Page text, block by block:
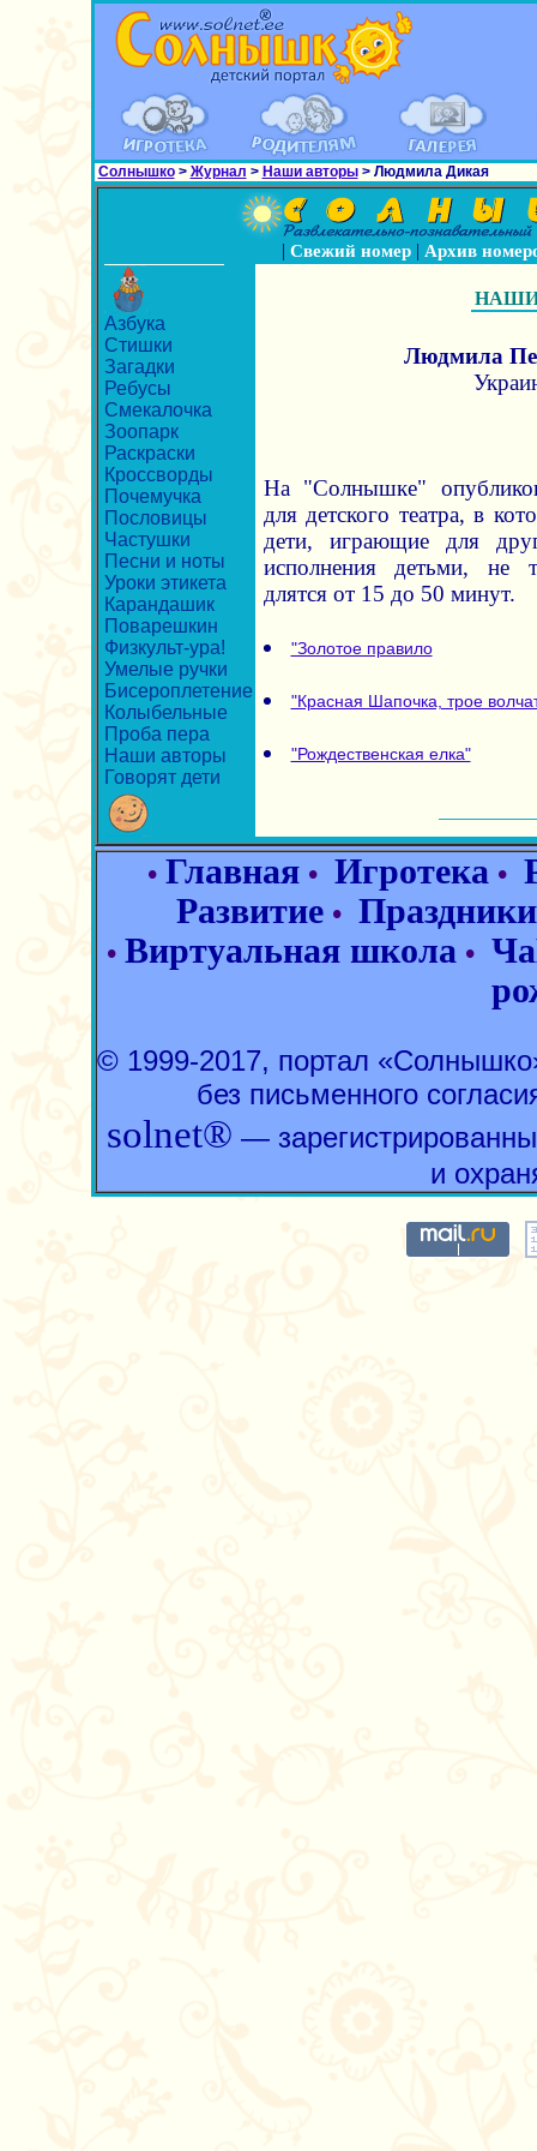
Солнышко> Журнал > Наши авторы> Людмила Дикая
| Свежий номер| Архив
Азбука
Стишки
Загадки
Ребусы
Смекалочка
Зоопарк
Раскраски
Кроссворды
Почемучка
Пословицы
Частушки
Песни и ноты
Уроки этикета
Карандашик
Поварешкин
Физкульт-ура!
Умелые ручки
Бисероплетение
Колыбельные
Проба пера
Наши авторы
Говорят дети
Людмила
На "Солнышке"
для детского театра, в
дети, играющие для
исполнения детьми, не
длятся от 15 до 50 минут.
"Золотое правило
"Красная Шапочка, трое
"Рождественская елка"
• Главная • Игротека •
Развитие• Праздники
• Виртуальная школа •
© 1999-2017, портал
без письменного
solnet® —
и